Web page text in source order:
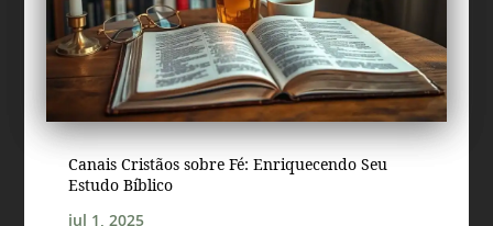
Canais Cristãos sobre Fé: Enriquecendo Seu
Estudo Bíblico
jul 1, 2025